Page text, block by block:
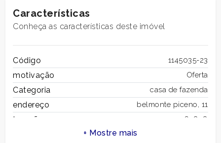
Características
Conheça as características deste imóvel
Código 1145035-23
motivação Oferta
Categoria casa de fazenda
endereço belmonte piceno, 11
tampão 63838
Varanda/Terraço
Mobiliado
Nova construção